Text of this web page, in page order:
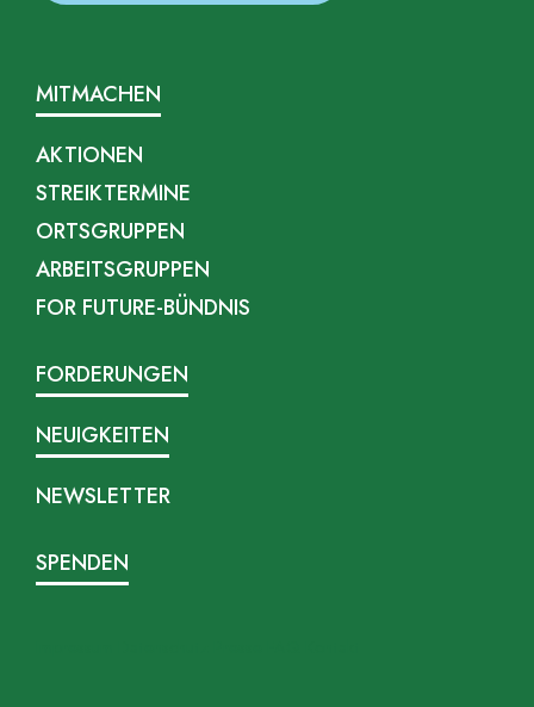
MITMACHEN
AKTIONEN
STREIKTERMINE
ORTSGRUPPEN
ARBEITSGRUPPEN
FOR FUTURE-BÜNDNIS
FORDERUNGEN
NEUIGKEITEN
NEWSLETTER
SPENDEN